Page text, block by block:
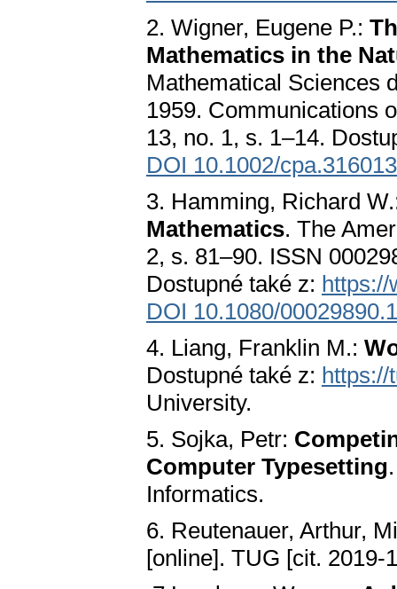
2. Wigner, Eugene P.:
Mathematics in the
Mathematical Sciences
1959. Communications
13, no. 1, s. 1–14.
DOI 10.1002/
3. Hamming, Richard
Mathematics. The
2, s. 81–90. ISSN
Dostupné také z: https://
DOI 10.1080/
4. Liang, Franklin M.:
Dostupné také z: https://
University.
5. Sojka, Petr:
Computer Typesetting
Informatics.
6. Reutenauer, Arthur,
[online]. TUG [cit.